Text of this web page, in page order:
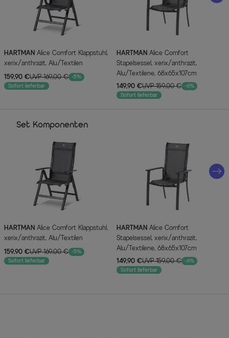
HARTMAN
xerix/anthrazit, Alu/Textilen
159,90 €UVP 169,00 € -5%
Sofort lieferbar
HARTMAN
Stapelsessel, xerix/anthrazit,
Alu/Textilene, 68x65x107cm
149,90 €UVP 159,00 € -6%
Sofort lieferbar
Set Komponenten
HARTMAN
xerix/anthrazit, Alu/Textilen
159,90 €UVP 169,00 € -5%
Sofort lieferbar
HARTMAN
Stapelsessel, xerix/anthrazit,
Alu/Textilene, 68x65x107cm
149,90 €UVP 159,00 € -6%
Sofort lieferbar